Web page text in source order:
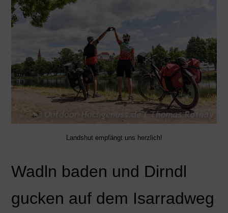
Landshut empfängt uns herzlich!
Wadln baden und Dirndl
gucken auf dem Isarradweg